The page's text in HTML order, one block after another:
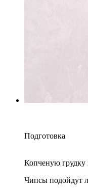
Подготовка
Копченую грудку
Чипсы подойдут